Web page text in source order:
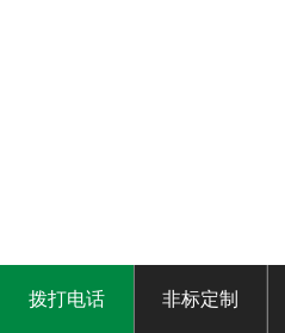
拨打电话 非标定制